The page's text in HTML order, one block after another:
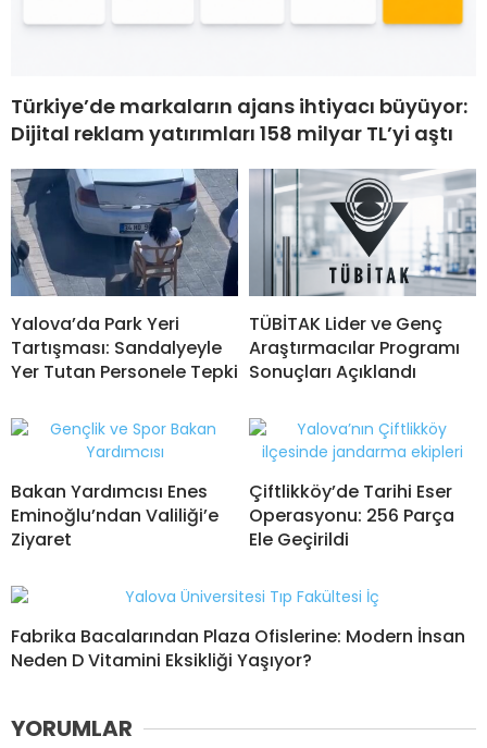
Türkiye’de markaların ajans ihtiyacı büyüyor:
Dijital reklam yatırımları 158 milyar TL’yi aştı
Yalova’da Park Yeri
Tartışması: Sandalyeyle
Yer Tutan Personele Tepki
TÜBİTAK Lider ve Genç
Araştırmacılar Programı
Sonuçları Açıklandı
Bakan Yardımcısı Enes
Eminoğlu’ndan Valiliği’e
Ziyaret
Çiftlikköy’de Tarihi Eser
Operasyonu: 256 Parça
Ele Geçirildi
Fabrika Bacalarından Plaza Ofislerine: Modern İnsan
Neden D Vitamini Eksikliği Yaşıyor?
YORUMLAR